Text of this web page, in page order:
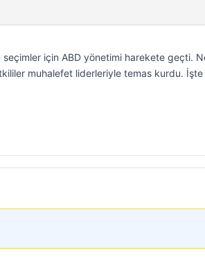
seçimler için ABD yönetimi harekete geçti.
muhalefet liderleriyle temas kurdu. İşte